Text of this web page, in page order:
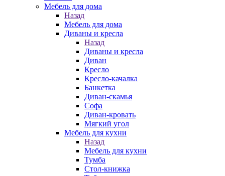
Мебель для дома
Назад
Мебель для дома
Диваны и кресла
Назад
Диваны и кресла
Диван
Кресло
Кресло-качалка
Банкетка
Диван-скамья
Софа
Диван-кровать
Мягкий угол
Мебель для кухни
Назад
Мебель для кухни
Тумба
Стол-книжка